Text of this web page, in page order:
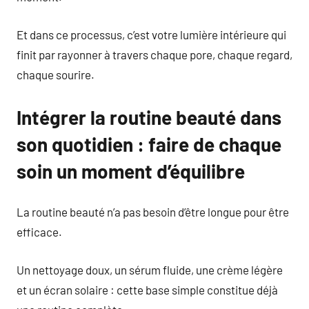
Et dans ce processus, c’est votre lumière intérieure qui
finit par rayonner à travers chaque pore, chaque regard,
chaque sourire.
Intégrer la routine beauté dans
son quotidien : faire de chaque
soin un moment d’équilibre
La routine beauté n’a pas besoin d’être longue pour être
efficace.
Un nettoyage doux, un sérum fluide, une crème légère
et un écran solaire : cette base simple constitue déjà